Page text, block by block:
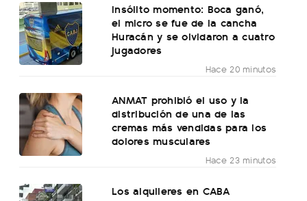
Insólito momento: Boca ganó,
el micro se fue de la cancha
Huracán y se olvidaron a cuatro
jugadores
Hace 20 minutos
ANMAT prohibió el uso y la
distribución de una de las
cremas más vendidas para los
dolores musculares
Hace 23 minutos
Los alquileres en CABA